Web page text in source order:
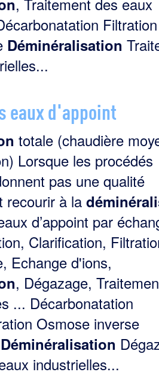
Filtration
Déminéralisation
eaux d'appoint
totale (chaudière
Lorsque les procédés
pas une qualité
recourir à la
d’appoint par
Clarification,
Echange d'ions,
, Dégazage,
... Décarbonatation
Osmose inverse
Déminéralisation
industrielles...